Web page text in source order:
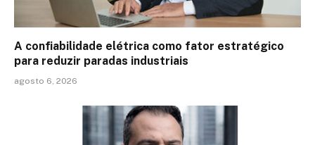
A confiabilidade elétrica como fator estratégico
para reduzir paradas industriais
agosto 6, 2026